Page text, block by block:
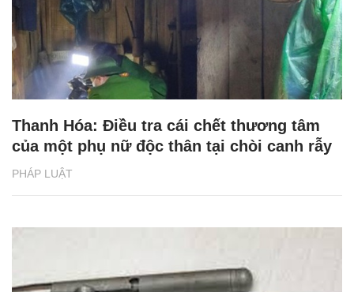
PHÁP LUẬT
Thanh Hóa: Điều tra cái chết thương tâm
của một phụ nữ độc thân tại chòi canh rẫy